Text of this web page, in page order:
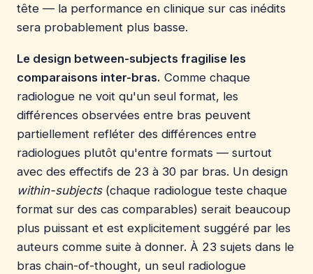
tête — la performance en clinique sur cas inédits
sera probablement plus basse.
Le design between-subjects fragilise les
comparaisons inter-bras. Comme chaque
radiologue ne voit qu'un seul format, les
différences observées entre bras peuvent
partiellement refléter des différences entre
radiologues plutôt qu'entre formats — surtout
avec des effectifs de 23 à 30 par bras. Un design
within-subjects(chaque radiologue teste chaque
format sur des cas comparables) serait beaucoup
plus puissant et est explicitement suggéré par les
auteurs comme suite à donner. À 23 sujets dans le
bras chain-of-thought, un seul radiologue